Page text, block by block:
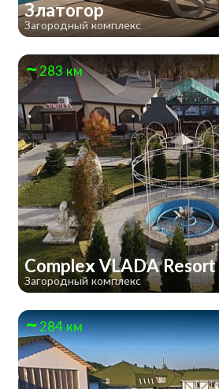
Златогор
Загородный комплекс
283 км
Complex VLADA Resort
Загородный комплекс
284 км